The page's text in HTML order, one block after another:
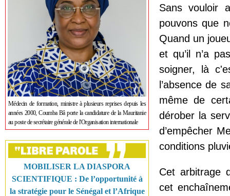
Médecin de formation, ministre à plusieurs reprises depuis les
années 2000, Coumba Bâ porte la candidature de la Mauritanie
au poste de secrétaire générale de l'Organisation internationale
MOBILISER LA DIASPORA
SCIENTIFIQUE : De l’opportunité à
la stratégie pour le Sénégal et l’Afrique
Sans vouloir
pouvons que
Quand un
et qu’il n’a
soigner, là
l’absence de
même de
dérober la
d’empêcher
conditions
Cet arbitrage
cet